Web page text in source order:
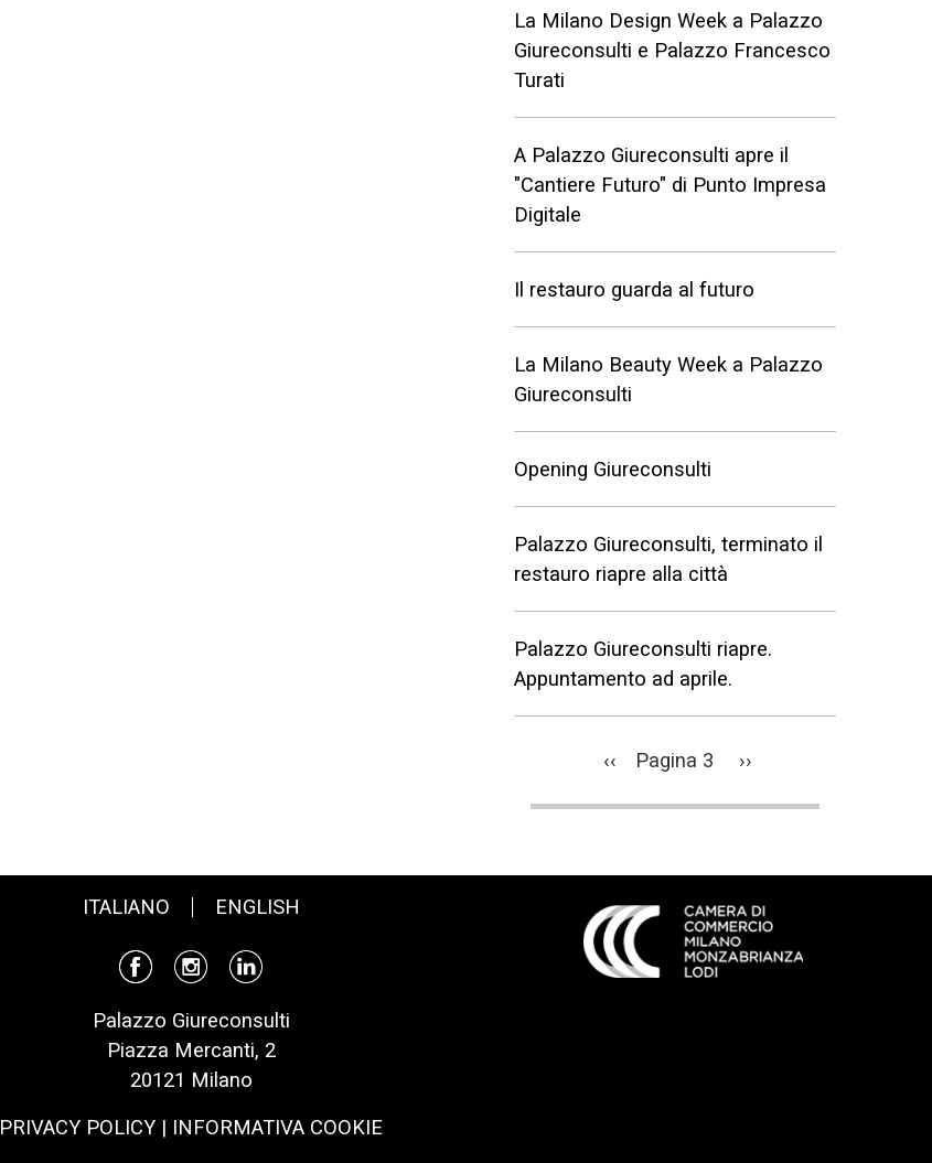
La Milano Design Week a Palazzo
Giureconsulti e Palazzo Francesco
Turati
A Palazzo Giureconsulti apre il
"Cantiere Futuro" di Punto Impresa
Digitale
Il restauro guarda al futuro
La Milano Beauty Week a Palazzo
Giureconsulti
Opening Giureconsulti
Palazzo Giureconsulti, terminato il
restauro riapre alla città
Palazzo Giureconsulti riapre.
Appuntamento ad aprile.
Pagina
‹‹ Pagina 3
Pagina
››
ITALIANO ENGLISH
Palazzo Giureconsulti
Piazza Mercanti, 2
20121 Milano
PRIVACY POLICY | INFORMATIVA COOKIE